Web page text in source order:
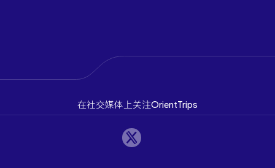
在社交媒体上关注OrientTrips